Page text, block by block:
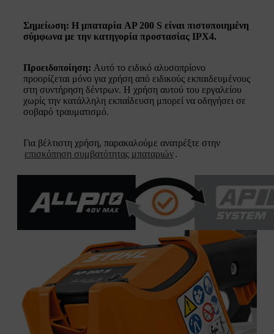
Σημείωση: Η μπαταρία AP 200 S είναι πιστοποιημένη
σύμφωνα με την κατηγορία προστασίας IPX4.
Προειδοποίηση: Αυτό το ειδικό αλυσοπρίονο
προορίζεται μόνο για χρήση από ειδικούς εκπαιδευμένους
στη συντήρηση δέντρων. Η χρήση αυτού του εργαλείου
χωρίς την κατάλληλη εκπαίδευση μπορεί να οδηγήσει σε
σοβαρό τραυματισμό.
Για βέλτιστη χρήση, παρακαλούμε ανατρέξτε στην
επισκόπηση συμβατότητας μπαταριών.